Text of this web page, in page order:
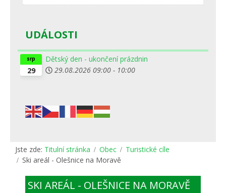
UDÁLOSTI
29
srp
Dětský den - ukončení prázdnin
29.08.2026 09:00 - 10:00
Jste zde: Titulní stránka Obec
Turistické cíle
Ski areál - Olešnice na Moravě
SKI AREÁL - OLEŠNICE NA MORAVĚ